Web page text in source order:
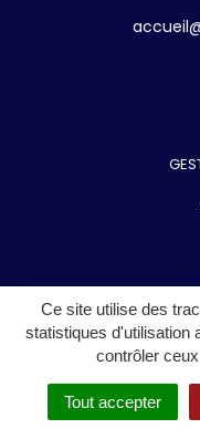
Ce site utilise des
statistiques d'utilisation
contrôler
Tout accepter